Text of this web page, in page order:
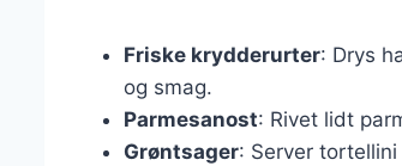
Friske krydderurter: Drys
og smag.
Parmesanost: Rivet lidt
Grøntsager: Server